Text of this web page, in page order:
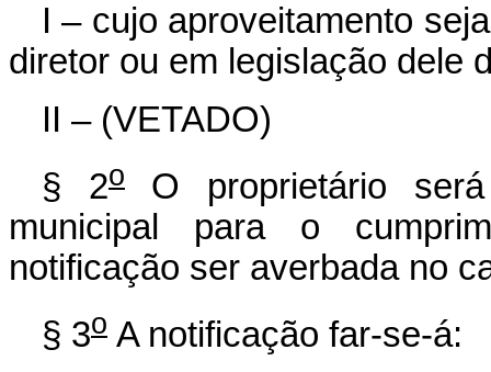
I – cujo aproveitamento
diretor ou em legislação dele
II – (VETADO)
§ 2o
O proprietário
municipal para o
notificação ser averbada no
§ 3o A notificação far-se-á: